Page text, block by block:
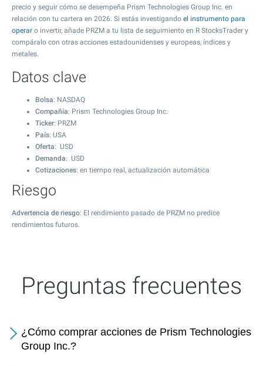
precio y seguir cómo se desempeña Prism Technologies Group Inc. en
relación con tu cartera en 2026. Si estás investigando el instrumento para
operar o invertir, añade PRZM a tu lista de seguimiento en R StocksTrader y
compáralo con otras acciones estadounidenses y europeas, índices y
metales.
Datos clave
Bolsa: NASDAQ
Compañía: Prism Technologies Group Inc.
Ticker: PRZM
País: USA
Oferta: USD
Demanda: USD
Cotizaciones: en tiempo real, actualización automática
Riesgo
Advertencia de riesgo: El rendimiento pasado de PRZM no predice
rendimientos futuros.
Preguntas frecuentes
¿Cómo comprar acciones de Prism Technologies
Group Inc.?